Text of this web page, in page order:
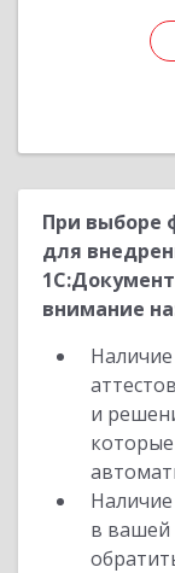
При выборе
для
внимание
и
которые
в вашей